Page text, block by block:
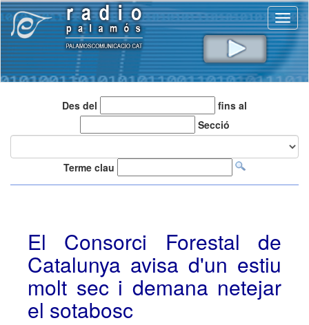
Des del
fins al
Secció
Terme clau
El Consorci Forestal de
Catalunya avisa d'un estiu
molt sec i demana netejar
el sotabosc